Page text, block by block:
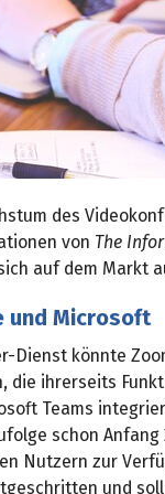
des
von The
auf dem Markt
und Microsoft
Dienst könnte
die ihrerseits
Teams
schon
Nutzern zur
und